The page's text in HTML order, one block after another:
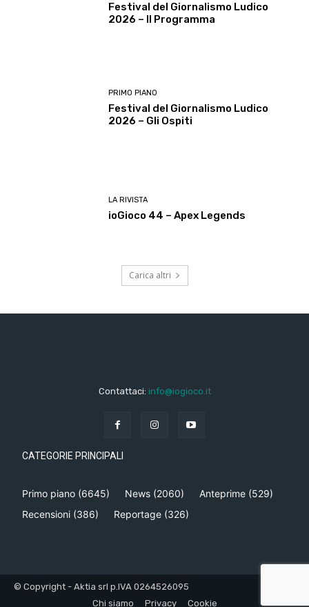
Festival del Giornalismo Ludico
2026 – Il Programma
PRIMO PIANO
Festival del Giornalismo Ludico
2026 – Gli Ospiti
LA RIVISTA
ioGioco 44 – Apex Legends
Carica altri
Contattaci: info@iogioco.it
CATEGORIE PRINCIPALI
Primo piano (6645) News (2060) Anteprime (529)
Recensioni (386) Reportage (326)
© Copyright - Aktia srl p.IVA 0264526095
Chi siamo
Privacy Cookie